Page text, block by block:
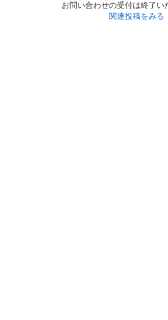
お問い合わせの受付は終了い
関連投稿をみる